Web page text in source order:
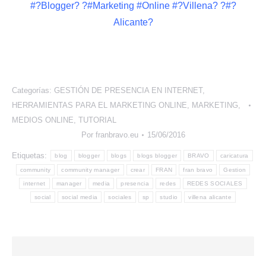
#?Blogger? ?#Marketing #Online #?Villena? ?#?
Alicante?
Categorías: GESTIÓN DE PRESENCIA EN INTERNET,
HERRAMIENTAS PARA EL MARKETING ONLINE, MARKETING,
MEDIOS ONLINE, TUTORIAL
Por franbravo.eu 15/06/2016
Etiquetas: blog blogger blogs blogs blogger BRAVO caricatura
community community manager crear FRAN fran bravo Gestion
internet manager media presencia redes REDES SOCIALES
social social media sociales sp studio villena alicante